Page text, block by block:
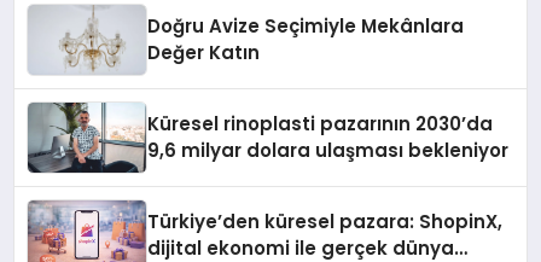
Doğru Avize Seçimiyle Mekânlara
Değer Katın
Küresel rinoplasti pazarının 2030’da
9,6 milyar dolara ulaşması bekleniyor
Türkiye’den küresel pazara: ShopinX,
dijital ekonomi ile gerçek dünya